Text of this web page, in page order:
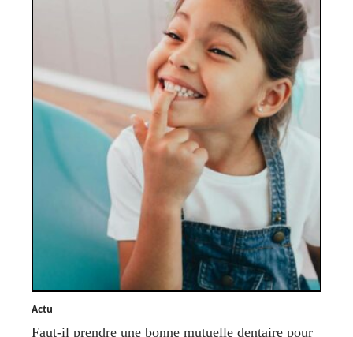
Actu
Faut-il prendre une bonne mutuelle dentaire pour